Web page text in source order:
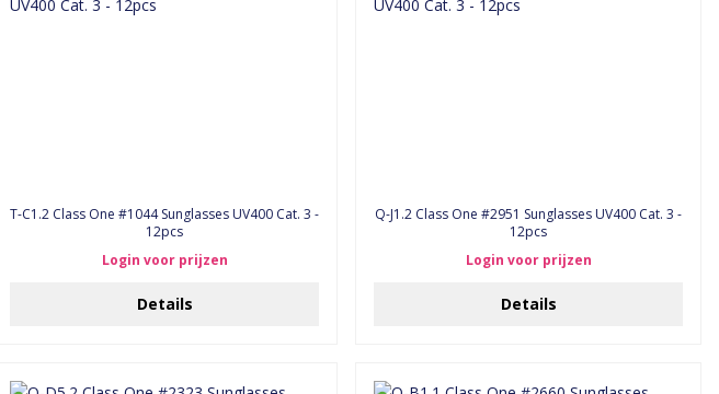
T-C1.2 Class One #1044 Sunglasses UV400 Cat. 3 -
12pcs
Login voor prijzen
Details
Q-J1.2 Class One #2951 Sunglasses UV400 Cat. 3 -
12pcs
Login voor prijzen
Details